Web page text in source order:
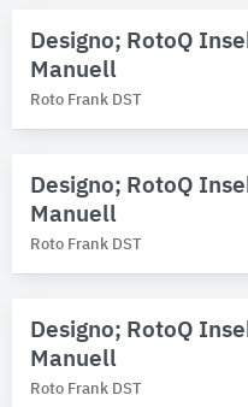
Designo; RotoQ
Manuell
Roto Frank DST
Designo; RotoQ
Manuell
Roto Frank DST
Designo; RotoQ
Manuell
Roto Frank DST